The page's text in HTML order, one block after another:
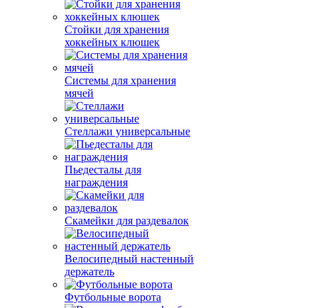
Стойки для хранения
хоккейных клюшек
Системы для хранения
мячей
Стеллажи универсальные
Пьедесталы для
награждения
Скамейки для раздевалок
Велосипедный настенный
держатель
Футбольные ворота